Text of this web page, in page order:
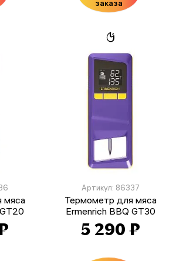
заказа
мяса
Артикул: 86337
Термометр для мяса
Ermenrich BBQ GT30
5 290 ₽